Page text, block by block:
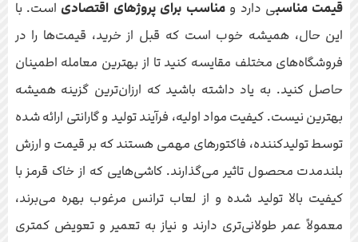
قیمت مناسبی دارد ومناسب برای پروژهای اقتصادی است. با
این حال، همیشه خوب است که قبل از خرید، قیمت‌ها را در
فروشگاه‌های مختلف مقایسه کنید تا از بهترین معامله اطمینان
حاصل کنید. به یاد داشته باشید که ارزان‌ترین گزینه همیشه
بهترین نیست. کیفیت مواد اولیه، فرآیند تولید و گارانتی ارائه شده
توسط تولیدکننده، فاکتورهای مهمی هستند که بر قیمت و ارزش
بلندمدت محصول تاثیر می‌گذارند. کاشی‌هایی که از خاک قرمز با
کیفیت بالا تولید شده و از لعاب ترانس مرغوب بهره می‌برند،
معمولاً عمر طولانی‌تری دارند و نیاز به تعمیر و تعویض کمتری